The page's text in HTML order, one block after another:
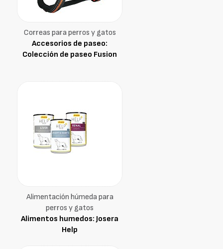
Correas para perros y gatos
Accesorios de paseo:
Colección de paseo Fusion
Alimentación húmeda para
perros y gatos
Alimentos humedos: Josera
Help